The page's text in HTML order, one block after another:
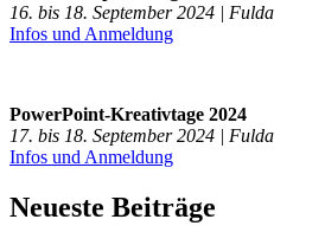
16. bis 18. September 2024 | Fulda
Infos und Anmeldung
PowerPoint-Kreativtage 2024
17. bis 18. September 2024 | Fulda
Infos und Anmeldung
Neueste Beiträge